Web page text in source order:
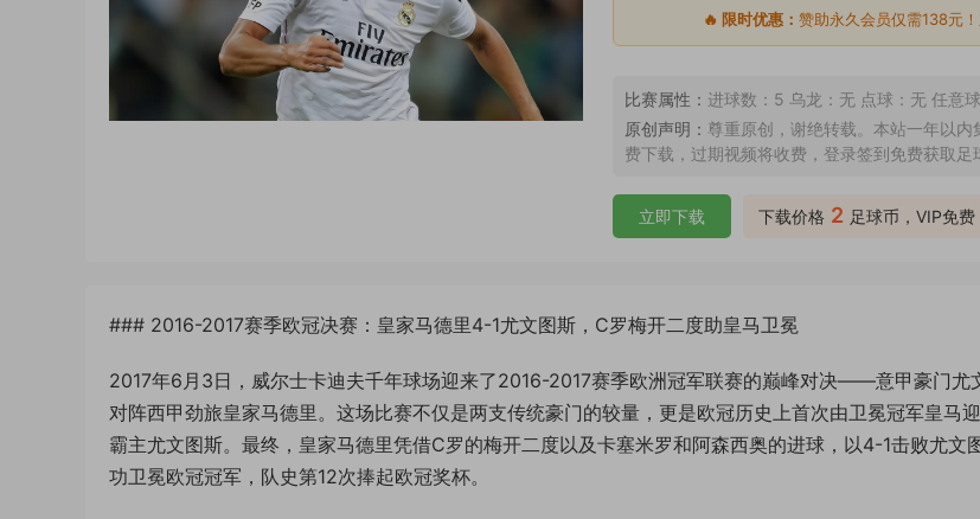
🔥 限时优惠： 赞助永久会员仅需138元
比赛属性： 进球数：5 乌龙：无 点球：无 任意
原创声明： 尊重原创，谢绝转载。本站一年以内
费下载，过期视频将收费，登录签到免费获取足
下载价格 2 足球币，VIP免
立即下载
### 2016-2017赛季欧冠决赛：皇家马德里4-1尤文图斯，C罗梅开二度助皇马卫冕
2017年6月3日，威尔士卡迪夫千年球场迎来了2016-2017赛季欧洲冠军联赛的巅峰对决——意甲豪门尤
对阵西甲劲旅皇家马德里。这场比赛不仅是两支传统豪门的较量，更是欧冠历史上首次由卫冕冠军皇马
霸主尤文图斯。最终，皇家马德里凭借C罗的梅开二度以及卡塞米罗和阿森西奥的进球，以4-1击败尤文
功卫冕欧冠冠军，队史第12次捧起欧冠奖杯。